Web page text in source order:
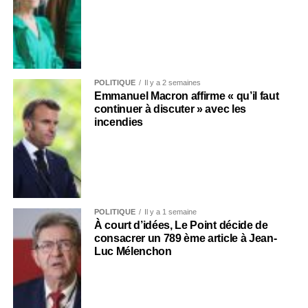
POLITIQUE Il y a 2 semaines
Emmanuel Macron affirme « qu’il faut
continuer à discuter » avec les
incendies
POLITIQUE Il y a 1 semaine
À court d’idées, Le Point décide de
consacrer un 789 ème article à Jean-
Luc Mélenchon